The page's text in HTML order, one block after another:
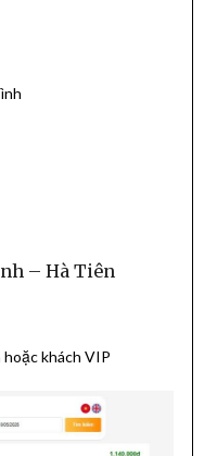
– Hà Tiên
hoặc khách VIP